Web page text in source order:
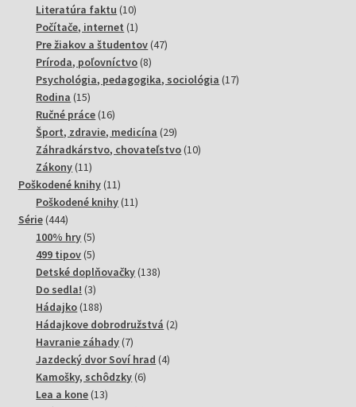
Literatúra faktu 1010
produktov
Počítače, internet 11
produkt
Pre žiakov a študentov 4747
Príroda, poľovníctvo 88
produktov
Psychológia, pedagogika, sociológia 1717
Rodina 1515
produktov
Ručné práce 1616
produktov
Šport, zdravie, medicína 2929
produktov
Záhradkárstvo, chovateľstvo 1010
Zákony 1111
produktov
Poškodené knihy 1111
produktov
Poškodené knihy 1111
Série 444444
produktov
100% hry 55
produktov
499 tipov 55
produktov
Detské doplňovačky 138138
Do sedla! 33
produkty
Hádajko 188188
produktov
Hádajkove dobrodružstvá 22
Havranie záhady 77
produktov
Jazdecký dvor Soví hrad 44
Kamošky, schôdzky 66
Lea a kone 1313